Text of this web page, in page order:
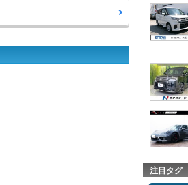
注目タグ